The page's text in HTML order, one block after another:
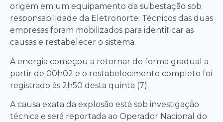
origem em um equipamento da subestação sob
responsabilidade da Eletronorte. Técnicos das duas
empresas foram mobilizados para identificar as
causas e restabelecer o sistema.
A energia começou a retornar de forma gradual a
partir de 00h02 e o restabelecimento completo foi
registrado às 2h50 desta quinta (7).
A causa exata da explosão está sob investigação
técnica e será reportada ao Operador Nacional do